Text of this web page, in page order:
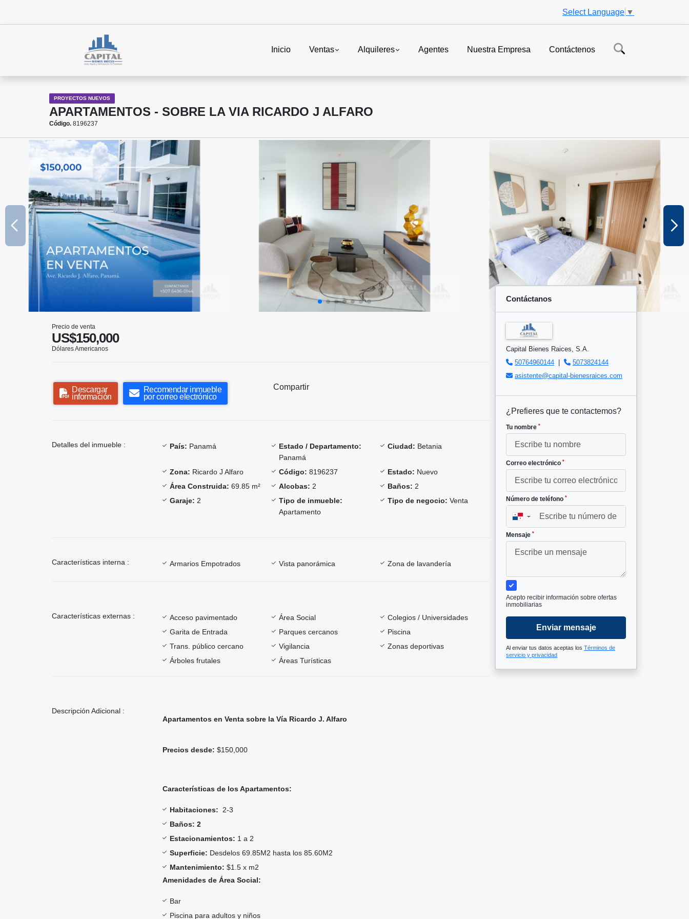
Select Language ▼
Inicio Ventas Alquileres Agentes Nuestra Empresa Contáctenos
PROYECTOS NUEVOS
APARTAMENTOS - SOBRE LA VIA RICARDO J ALFARO
Código. 8196237
Precio de venta
US$150,000
Dólares Americanos
Descargar
información
Recomendar inmueble
por correo electrónico
Compartir
Detalles del inmueble : País: Panamá
Estado / Departamento:
Panamá
Ciudad: Betania
Zona: Ricardo J Alfaro Código: 8196237 Estado: Nuevo
Área Construida: 69.85 m² Alcobas: 2 Baños: 2
Garaje: 2
Tipo de inmueble:
Apartamento
Tipo de negocio: Venta
Características interna : Armarios Empotrados Vista panorámica Zona de lavandería
Características externas : Acceso pavimentado Área Social
Colegios / Universidades
Garita de Entrada
Parques cercanos
Piscina
Trans. público cercano
Vigilancia
Zonas deportivas
Árboles frutales
Áreas Turísticas
Descripción Adicional :
Apartamentos en Venta sobre la Vía Ricardo J. Alfaro
Precios desde: $150,000
Características de los Apartamentos:
Habitaciones: 2-3
Baños: 2
Estacionamientos: 1 a 2
Superficie: Desdelos 69.85M2 hasta los 85.60M2
Mantenimiento: $1.5 x m2
Amenidades de Área Social:
Bar
Piscina para adultos y niños
Contáctanos
Capital Bienes Raices, S.A.
50764960144
5073824144
asistente@capital-bienesraices.com
¿Prefieres que te contactemos?
Tu nombre *
Correo electrónico *
Número de teléfono *
▼
Mensaje *
Acepto recibir información sobre ofertas
inmobiliarias
Enviar mensaje
Al enviar tus datos aceptas los Términos de
servicio y privacidad